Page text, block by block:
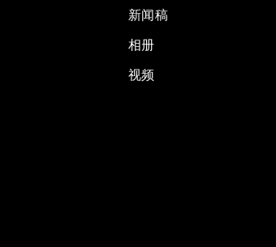
新闻稿
相册
视频